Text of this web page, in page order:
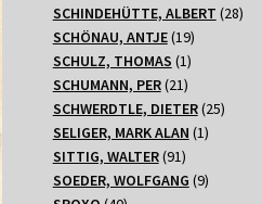
Produkte
SCHINDEHÜTTE, ALBERT 2828
SCHÖNAU, ANTJE 1919
Produkte
SCHULZ, THOMAS 11
Produkt
SCHUMANN, PER 2121
Produkte
SCHWERDTLE, DIETER 2525
SELIGER, MARK ALAN 11
SITTIG, WALTER 9191
Produkte
SOEDER, WOLFGANG 99